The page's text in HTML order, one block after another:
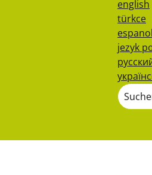
english
türkce
espanol
jezyk